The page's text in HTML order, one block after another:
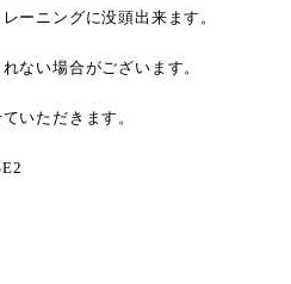
ーニングに没頭出来ます。
ない場合がございます。
いただきます。